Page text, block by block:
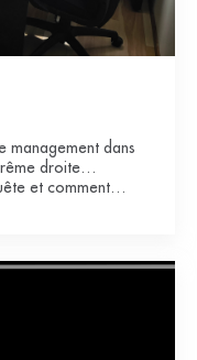
management dans
droite…
et comment